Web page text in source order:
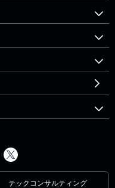
テックコンサルティング